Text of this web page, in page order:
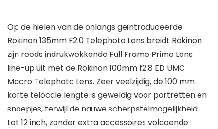
Op de hielen van de onlangs geïntroduceerde
Rokinon 135mm F2.0 Telephoto Lens breidt Rokinon
zijn reeds indrukwekkende Full Frame Prime Lens
line-up uit met de Rokinon 100mm f2.8 ED UMC
Macro Telephoto Lens. Zeer veelzijdig, de 100 mm
korte telocale lengte is geweldig voor portretten en
snoepjes, terwijl de nauwe scherpstelmogelijkheid
tot 12 inch, zonder extra accessoires voldoende